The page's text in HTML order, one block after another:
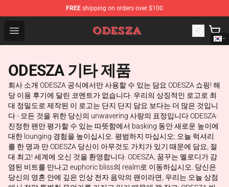
FREE shipping on orders over $100
Open menu
ODESZA Shop - Official ODESZA Merchandise Store
ODESZA 기타 제품
회사 소개 ODESZA 공식에서만 사용할 수 있는 담요 ODESZA 쇼핑! 해
당 이용 후기에 달린 코멘트가 없습니다. 우리의 상징적인 로고로 최
대 정밀도로 제작된 이 로고는 단지 단지 담요 보다는 더 많은 것입니
다 - 모든 것을 위한 당신의 unwavering 사랑의 표정입니다 ODESZA·
진정한 팬만 평가할 수 있는 따뜻함에서 basking 동안 새로운 높이에
대한 lounging 경험을 높이십시오. 평범하지 마십시오; 오늘 럭셔리
를 한 명과 만 ODESZA 당신이 아무것도 가치가 있기 때문에 담요, 절
대 최고! 세계에 오신 것을 환영합니다. ODESZA, 꿈꾸는 멜로디가 감
염된 비트를 만나고 euphoric bliss의 realm로 이동하십시오. 당신은
당신의 영혼 안에 깊은 인상 전자 음악의 팬이라면, 우리는 오늘 상점